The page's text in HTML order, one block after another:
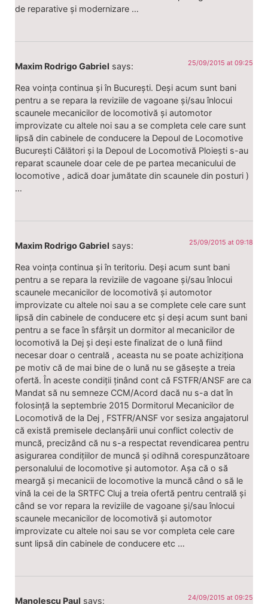
de reparative și modernizare …
Maxim Rodrigo Gabriel says: 25/09/2015 at 09:25
Rea voința continua și în București. Deși acum sunt bani
pentru a se repara la reviziile de vagoane și/sau înlocui
scaunele mecanicilor de locomotivă și automotor
improvizate cu altele noi sau a se completa cele care sunt
lipsă din cabinele de conducere la Depoul de Locomotive
București Călători și la Depoul de Locomotivă Ploiești s-au
reparat scaunele doar cele de pe partea mecanicului de
locomotive , adică doar jumătate din scaunele din posturi )
…
Maxim Rodrigo Gabriel says: 25/09/2015 at 09:18
Rea voința continua și în teritoriu. Deși acum sunt bani
pentru a se repara la reviziile de vagoane și/sau înlocui
scaunele mecanicilor de locomotivă și automotor
improvizate cu altele noi sau a se complete cele care sunt
lipsă din cabinele de conducere etc și deși acum sunt bani
pentru a se face în sfârșit un dormitor al mecanicilor de
locomotivă la Dej și deși este finalizat de o lună fiind
necesar doar o centrală , aceasta nu se poate achiziționa
pe motiv că de mai bine de o lună nu se găsește a treia
ofertă. În aceste condiții ținând cont că FSTFR/ANSF are ca
Mandat să nu semneze CCM/Acord dacă nu s-a dat în
folosință la septembrie 2015 Dormitorul Mecanicilor de
Locomotivă de la Dej , FSTFR/ANSF vor sesiza angajatorul
că există premisele declanșării unui conflict colectiv de
muncă, precizând că nu s-a respectat revendicarea pentru
asigurarea condițiilor de muncă și odihnă corespunzătoare
personalului de locomotive și automotor. Așa că o să
meargă și mecanicii de locomotive la muncă când o să le
vină la cei de la SRTFC Cluj a treia ofertă pentru centrală și
când se vor repara la reviziile de vagoane și/sau înlocui
scaunele mecanicilor de locomotivă și automotor
improvizate cu altele noi sau se vor completa cele care
sunt lipsă din cabinele de conducere etc …
Manolescu Paul says: 24/09/2015 at 09:25